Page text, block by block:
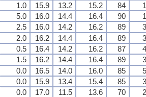
1.0 15.9 13.2 15.2 84
5.0 16.0 14.4 16.4 90
2.5 16.0 14.2 16.2 89
2.0 16.2 14.4 16.4 89
0.5 16.4 14.2 16.2 87
1.5 16.2 14.4 16.4 89
0.0 16.5 14.0 16.0 85
0.0 15.9 13.4 15.4 85
0.0 17.0 11.5 13.6 70